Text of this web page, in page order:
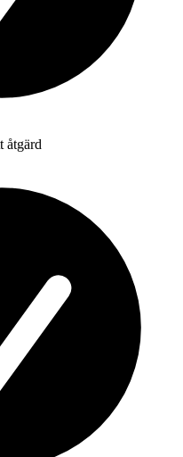
åtgärd